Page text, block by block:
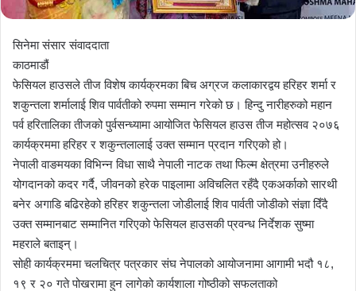
सिनेमा संसार संवाददाता
काठमाडौं
फेसियल हाउसले तीज विशेष कार्यक्रमका बिच अग्रज कलाकारद्वय हरिहर शर्मा र
शकुन्तला शर्मालाई शिव पार्वतीको रुपमा सम्मान गरेको छ। हिन्दु नारीहरुको महान
पर्व हरितालिका तीजको पुर्वसन्ध्यामा आयोजित फेसियल हाउस तीज महोत्सव २०७६
कार्यक्रममा हरिहर र शकुन्तलालाई उक्त सम्मान प्रदान गरिएको हो।
नेपाली वाङमयका विभिन्न विधा साथै नेपाली नाटक तथा फिल्म क्षेत्रमा उनीहरुले
योगदानको कदर गर्दै, जीवनको हरेक पाइलामा अविचलित रहँदै एकअर्काको सारथी
बनेर अगाडि बढिरहेको हरिहर शकुन्तला जोडीलाई शिव पार्वती जोडीको संज्ञा दिँदै
उक्त सम्मानबाट सम्मानित गरिएको फेसियल हाउसकी प्रवन्ध निर्देशक सुष्मा
महराले बताइन्।
सोही कार्यक्रममा चलचित्र पत्रकार संघ नेपालको आयोजनामा आगामी भदौ १८,
१९ र २० गते पोखरामा हुन लागेको कार्यशाला गोष्ठीको सफलताको